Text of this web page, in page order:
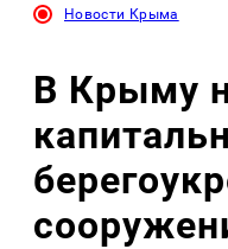
Новости Крыма
В Крыму